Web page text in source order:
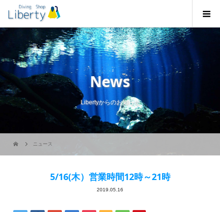
News
Libertyからのお知らせ
ニュース
5/16(木）営業時間12時～21時
2019.05.16